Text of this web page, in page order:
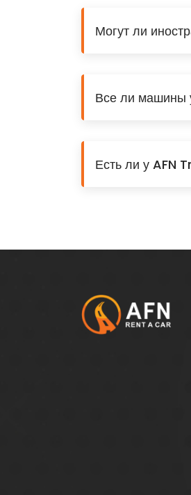
Могут ли
Все ли машины
Есть ли у AFN